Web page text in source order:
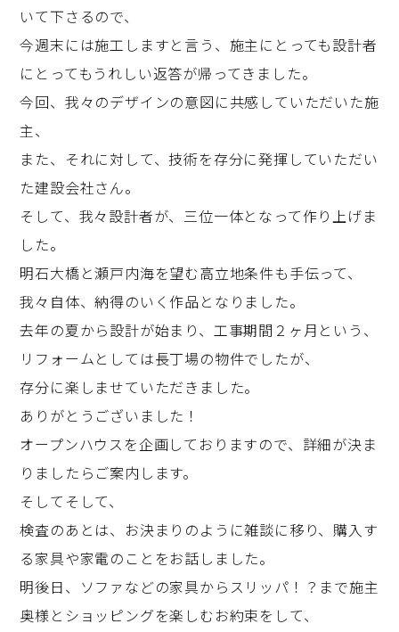
いて下さるので、
今週末には施工しますと言う、施主にとっても設計者
にとってもうれしい返答が帰ってきました。
今回、我々のデザインの意図に共感していただいた施
主、
また、それに対して、技術を存分に発揮していただい
た建設会社さん。
そして、我々設計者が、三位一体となって作り上げま
した。
明石大橋と瀬戸内海を望む高立地条件も手伝って、
我々自体、納得のいく作品となりました。
去年の夏から設計が始まり、工事期間２ヶ月という、
リフォームとしては長丁場の物件でしたが、
存分に楽しませていただきました。
ありがとうございました！
オープンハウスを企画しておりますので、詳細が決ま
りましたらご案内します。
そしてそして、
検査のあとは、お決まりのように雑談に移り、購入す
る家具や家電のことをお話しました。
明後日、ソファなどの家具からスリッパ！？まで施主
奥様とショッピングを楽しむお約束をして、